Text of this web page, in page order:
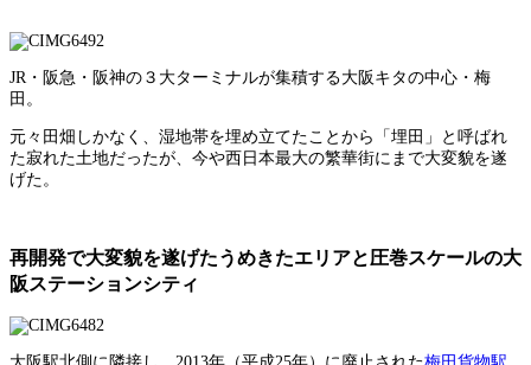
JR・阪急・阪神の３大ターミナルが集積する大阪キタの中心・梅
田。
元々田畑しかなく、湿地帯を埋め立てたことから「埋田」と呼ばれ
た寂れた土地だったが、今や西日本最大の繁華街にまで大変貌を遂
げた。
再開発で大変貌を遂げたうめきたエリアと圧巻スケールの大
阪ステーションシティ